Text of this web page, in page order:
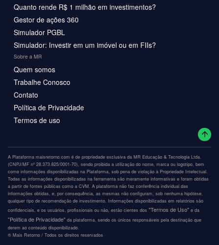
Quanto rende R$ 1 milhão em investimentos?
Gestor de ações 360
Simulador PGBL
Simulador: Investir em um imóvel ou em FIIs?
Sobre a MR
Quem somos
Trabalhe Conosco
Contato
Política de Privacidade
Termos de uso
A Plataforma maisretorno.com é de propriedade exclusiva da MR Educação & Tecnologia Ltda.
(CNPJ/MF nº 28.373.825/0001-70), sendo proibida a utilização do nome, marca ou logotipo, bem
como informações disponibilizadas na Plataforma, sob pena de violação à Propriedade Intelectual.
Todas as informações disponibilizadas na ferramenta são meramente informativas e foram obtidas
a partir de fontes públicas como a CVM. A plataforma não faz conferência individual das
informações obtidas, e, por consequência, as mesmas não configuram, sob nenhuma hipótese,
qualquer tipo de recomendação de investimento. Informações disponibilizadas em relatórios são
confidenciais, e os usuários, profissionais ou não, estão cientes dos "Termos de Uso" e da
"Política de Privacidade" da plataforma, sendo os únicos responsáveis pela destinação que
derem ao conteúdo disponibilizado.
®️ Mais Retorno / Todos os direitos reservados